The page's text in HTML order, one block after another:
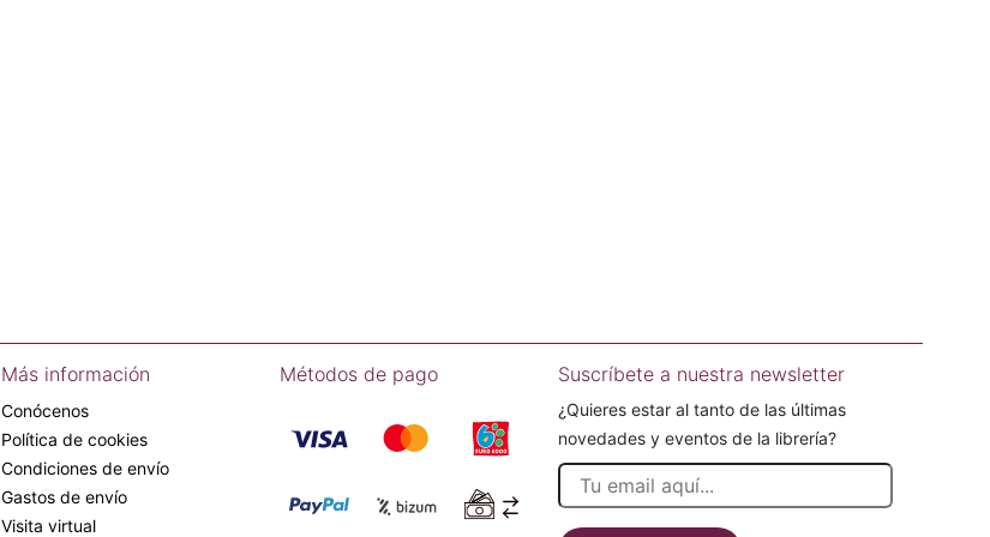
Más información
Conócenos
Política de cookies
Condiciones de envío
Gastos de envío
Visita virtual
Métodos de pago Suscríbete a nuestra newsletter
¿Quieres estar al tanto de las últimas
novedades y eventos de la librería?